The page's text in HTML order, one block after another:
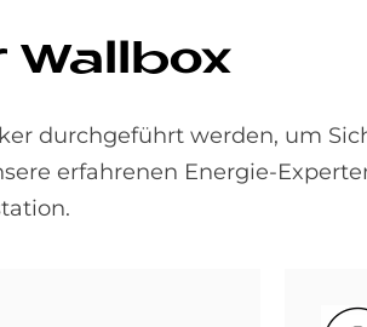
Wall­box
durchgeführt werden, um
erfahrenen Energie-
Bild